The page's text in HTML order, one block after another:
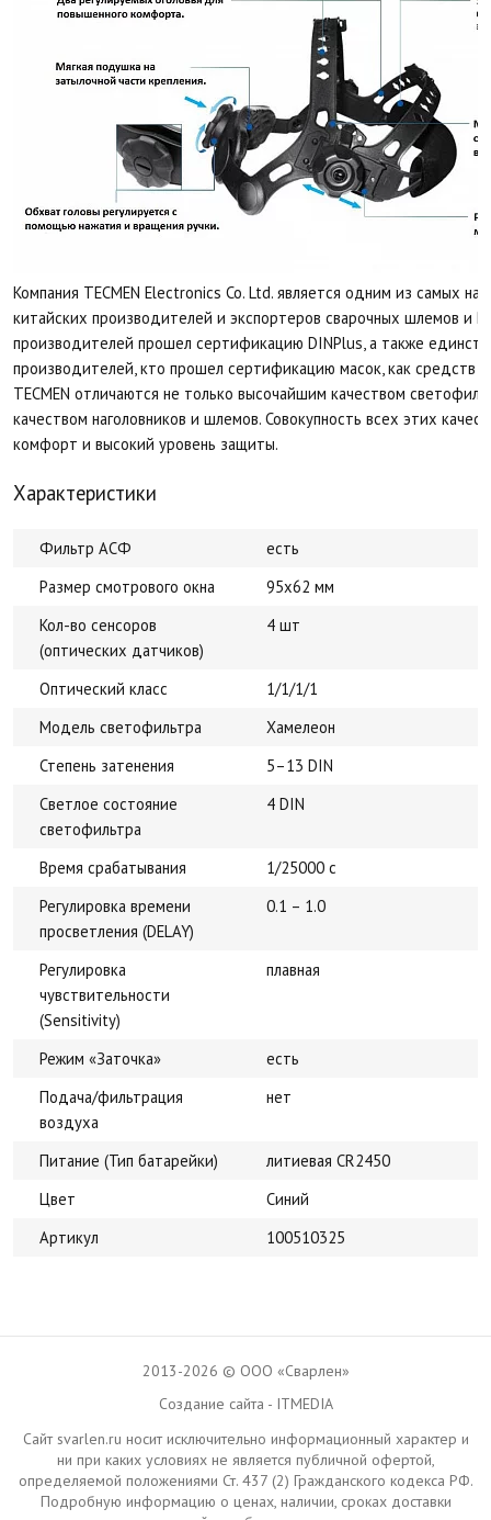
Компания TECMEN Electronics Co. Ltd. является одним из самых
китайских производителей и экспортеров сварочных шлемов и
производителей прошел сертификацию DINPlus, а также
производителей, кто прошел сертификацию масок, как средств
TECMEN отличаются не только высочайшим качеством
качеством наголовников и шлемов. Совокупность всех этих
комфорт и высокий уровень защиты.
Характеристики
Фильтр АСФ
есть
Размер смотрового окна
95x62 мм
Кол-во сенсоров
(оптических датчиков)
4 шт
Оптический класс
1/1/1/1
Модель светофильтра
Хамелеон
Степень затенения
5–13 DIN
Светлое состояние
светофильтра
4 DIN
Время срабатывания
1/25000 с
Регулировка времени
просветления (DELAY)
0.1 – 1.0
Регулировка
чувствительности
(Sensitivity)
плавная
Режим «Заточка»
есть
Подача/фильтрация
воздуха
нет
Питание (Тип батарейки)
литиевая CR2450
Цвет
Синий
Артикул
100510325
2013-2026 © ООО «Сварлен»
Создание сайта - ITMEDIA
Сайт svarlen.ru носит исключительно информационный характер и
ни при каких условиях не является публичной офертой,
определяемой положениями Ст. 437 (2) Гражданского кодекса РФ.
Подробную информацию о ценах, наличии, сроках доставки